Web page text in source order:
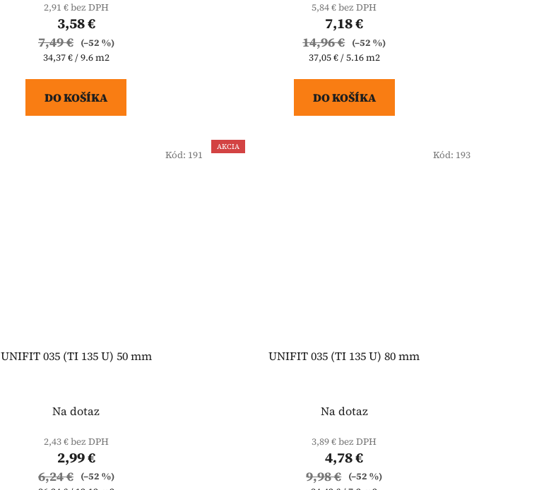
2,91 € bez DPH
3,58 €
7,49 €
(–52 %)
Jednotková
34,37 € / 9.6 m2
DO KOŠÍKA
5,84 € bez DPH
7,18 €
14,96 € (–52 %)
Jednotková
37,05 € / 5.16 m2
DO KOŠÍKA
UNIFIT 035 (TI 135 U) 50 mm
Na dotaz
2,43 € bez DPH
2,99 €
6,24 €
(–52 %)
Kód: 191
AKCIA
UNIFIT 035 (TI 135 U) 80 mm
Na dotaz
3,89 € bez DPH
4,78 €
9,98 € (–52 %)
Kód: 193